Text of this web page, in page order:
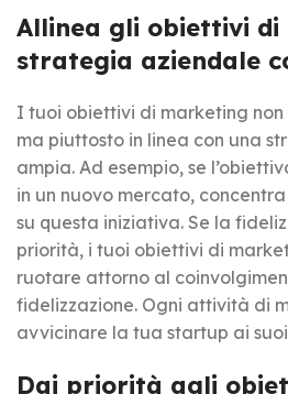
Allinea gli obiettivi
strategia aziendale
I tuoi obiettivi di marketing non
ma piuttosto in linea con una
ampia. Ad esempio, se
in un nuovo mercato,
su questa iniziativa. Se la
priorità, i tuoi obiettivi di
ruotare attorno al
fidelizzazione. Ogni attività di
avvicinare la tua startup ai
Dai priorità agli